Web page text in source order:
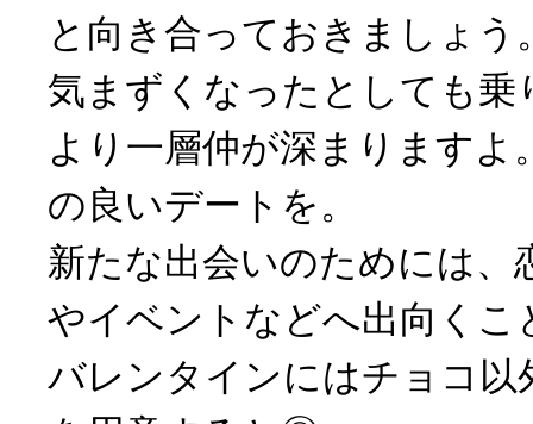
と向き合っておきましょう
気まずくなったとしても乗
より一層仲が深まりますよ
の良いデートを。
新たな出会いのためには、
やイベントなどへ出向くこ
バレンタインにはチョコ以